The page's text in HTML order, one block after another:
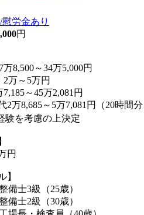
労金あり
円
8,500～34万5,000円
万～5万円
～45万2,081円
万8,685～5万7,081円（20時間
験を考慮の上決定
円
】
備士3級（25歳）
備士2級（30歳）